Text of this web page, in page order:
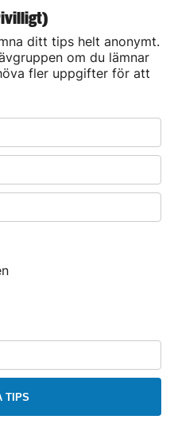
ditt tips helt anonymt.
om du lämnar
fler uppgifter för att
TIPS